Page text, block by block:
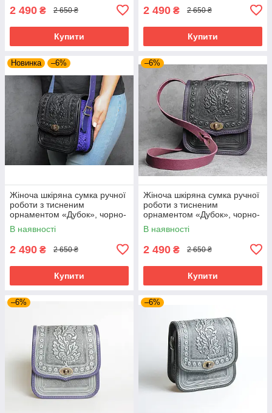
2 490 ₴ 2 650 ₴
Купити
2 490 ₴ 2 650 ₴
Купити
Новинка –6%
Жіноча шкіряна сумка ручної
роботи з тисненим
орнаментом «Дубок», чорно-
ультрамаринова сумка з
натуральної шкіри, 20*21*8
В наявності
2 490 ₴ 2 650 ₴
Купити
–6%
Жіноча шкіряна сумка ручної
роботи з тисненим
орнаментом «Дубок», чорно-
фіолетова сумка з
натуральної шкіри, 20*21*8
В наявності
2 490 ₴ 2 650 ₴
Купити
–6% –6%